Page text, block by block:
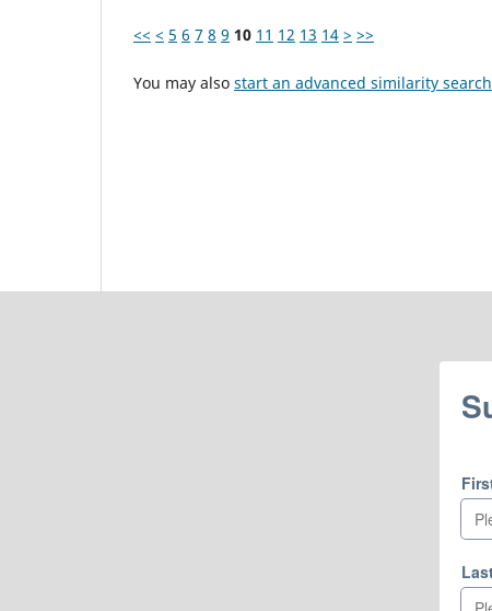
<< < 5 6 7 8 9 10 11 12 13 14 > >>
You may also start an advanced similarity search